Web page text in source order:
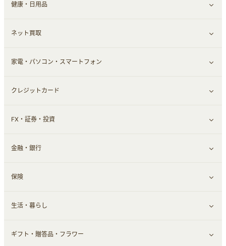
インナー・下着
スーツ・フォーマル
グルメ
お酒
食材宅配
ウォーターサーバー
すべて見る
ヘアケア
エステ・サロン
メンズ美容
健康・日用品
すべて見る
スポーツ・フィットネス
日用品・薬局・からだ
ネット買取
すべて見る
ネット買取
家電・パソコン・スマートフォン
すべて見る
家電・パソコン・ソフトウェア
通信・レンタルサーバー
スマホ・携帯電話・SIM
定額制有料コンテンツ
クレジットカード
すべて見る
クレジットカード
FX・証券・投資
すべて見る
証券
仮想通貨
金融・銀行
銀行・ネット銀行
キャッシング・ローン
保険
すべて見る
保険相談・面談
生活・暮らし
すべて見る
ギフト・贈答品・フラワー